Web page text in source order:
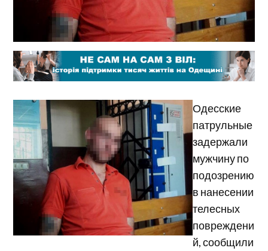
Одесские
патрульные
задержали
мужчину по
подозрению
в нанесении
телесных
повреждени
й, сообщили